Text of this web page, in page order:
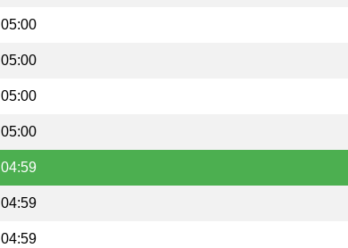
05:00
05:00
05:00
05:00
04:59
04:59
04:59